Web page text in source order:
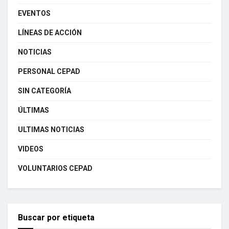
EVENTOS
LÍNEAS DE ACCIÓN
NOTICIAS
PERSONAL CEPAD
SIN CATEGORÍA
ÚLTIMAS
ULTIMAS NOTICIAS
VIDEOS
VOLUNTARIOS CEPAD
Buscar por etiqueta